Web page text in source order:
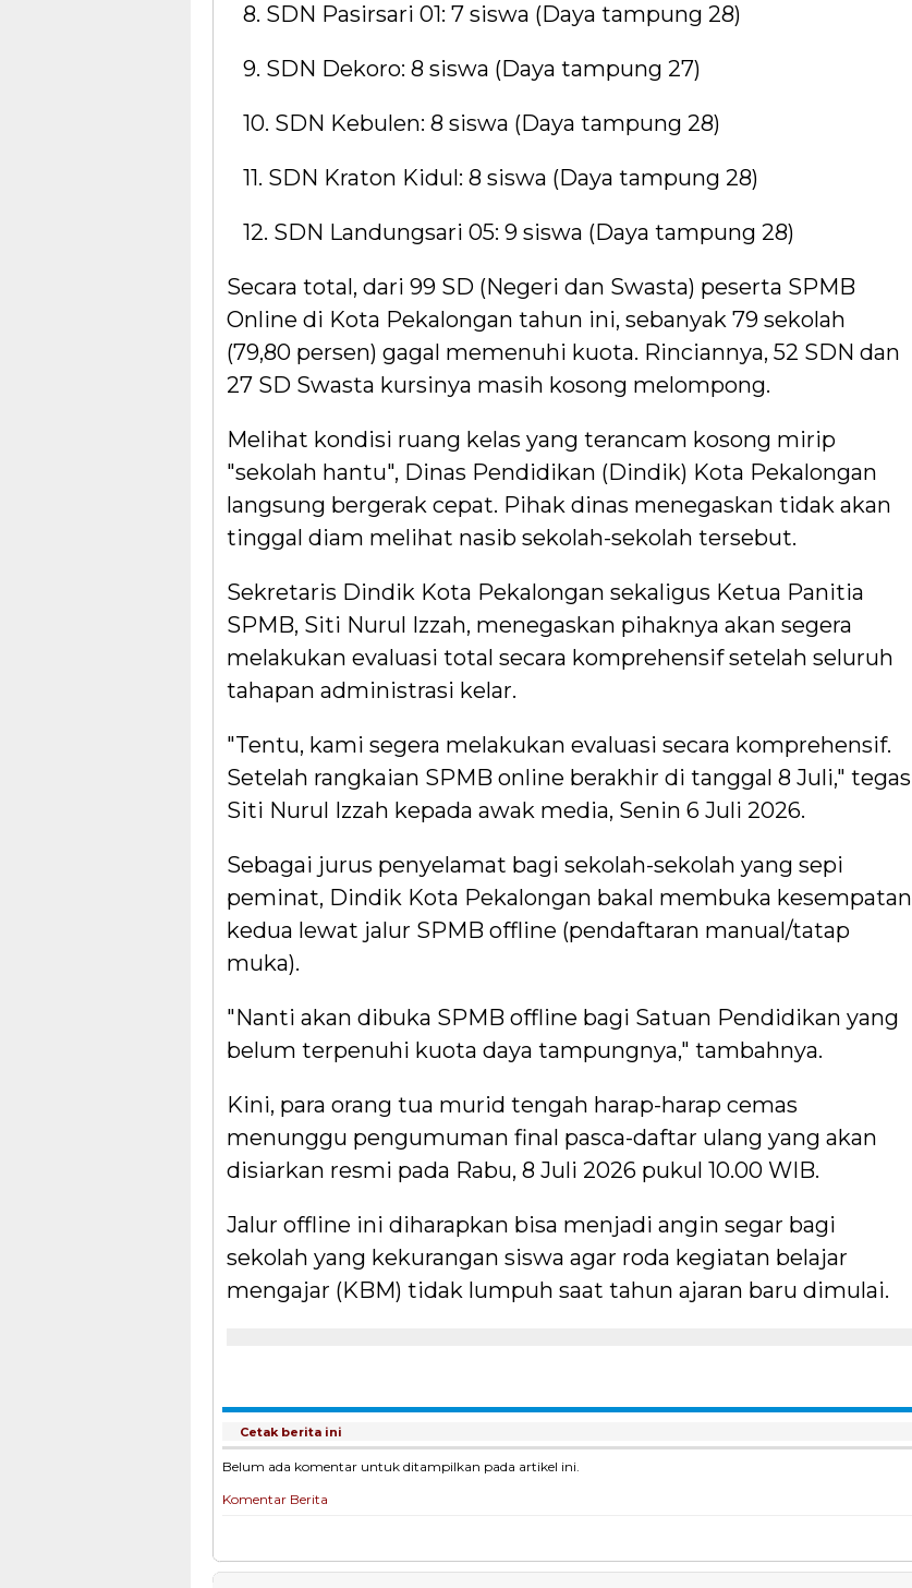
8. SDN Pasirsari 01: 7 siswa (Daya tampung 28)
9. SDN Dekoro: 8 siswa (Daya tampung 27)
10. SDN Kebulen: 8 siswa (Daya tampung 28)
11. SDN Kraton Kidul: 8 siswa (Daya tampung 28)
12. SDN Landungsari 05: 9 siswa (Daya tampung 28)
Secara total, dari 99 SD (Negeri dan Swasta) peserta SPMB
Online di Kota Pekalongan tahun ini, sebanyak 79 sekolah
(79,80 persen) gagal memenuhi kuota. Rinciannya, 52 SDN dan
27 SD Swasta kursinya masih kosong melompong.
Melihat kondisi ruang kelas yang terancam kosong mirip
"sekolah hantu", Dinas Pendidikan (Dindik) Kota Pekalongan
langsung bergerak cepat. Pihak dinas menegaskan tidak akan
tinggal diam melihat nasib sekolah-sekolah tersebut.
Sekretaris Dindik Kota Pekalongan sekaligus Ketua Panitia
SPMB, Siti Nurul Izzah, menegaskan pihaknya akan segera
melakukan evaluasi total secara komprehensif setelah seluruh
tahapan administrasi kelar.
"Tentu, kami segera melakukan evaluasi secara komprehensif.
Setelah rangkaian SPMB online berakhir di tanggal 8 Juli," tegas
Siti Nurul Izzah kepada awak media, Senin 6 Juli 2026.
Sebagai jurus penyelamat bagi sekolah-sekolah yang sepi
peminat, Dindik Kota Pekalongan bakal membuka kesempatan
kedua lewat jalur SPMB offline (pendaftaran manual/tatap
muka).
"Nanti akan dibuka SPMB offline bagi Satuan Pendidikan yang
belum terpenuhi kuota daya tampungnya," tambahnya.
Kini, para orang tua murid tengah harap-harap cemas
menunggu pengumuman final pasca-daftar ulang yang akan
disiarkan resmi pada Rabu, 8 Juli 2026 pukul 10.00 WIB.
Jalur offline ini diharapkan bisa menjadi angin segar bagi
sekolah yang kekurangan siswa agar roda kegiatan belajar
mengajar (KBM) tidak lumpuh saat tahun ajaran baru dimulai.
Cetak berita ini
Belum ada komentar untuk ditampilkan pada artikel ini.
Komentar Berita